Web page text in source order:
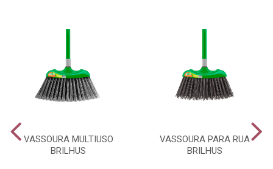
VASSOURA MULTIUSO
BRILHUS
VASSOURA PARA RUA
BRILHUS